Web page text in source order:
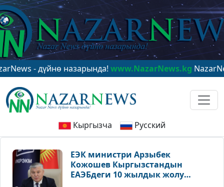
дүйнө назарында!www.NazarNews.kgNazarNews - в
Кыргызча Русский
ЕЭК министри Арзыбек
Кожошев Кыргызстандын
ЕАЭБдеги 10 жылдык жолу